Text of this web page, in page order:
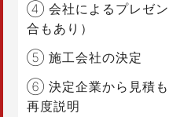
④ 会社によるプレゼン
合もあり）
⑤ 施工会社の決定
⑥ 決定企業から見積も
再度説明